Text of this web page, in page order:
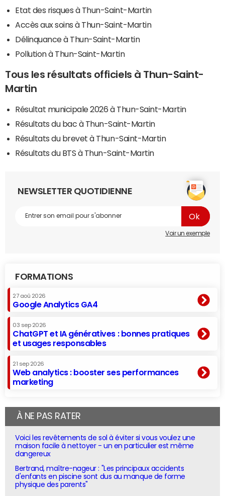
Etat des risques à Thun-Saint-Martin
Accès aux soins à Thun-Saint-Martin
Délinquance à Thun-Saint-Martin
Pollution à Thun-Saint-Martin
Tous les résultats officiels à Thun-Saint-
Martin
Résultat municipale 2026 à Thun-Saint-Martin
Résultats du bac à Thun-Saint-Martin
Résultats du brevet à Thun-Saint-Martin
Résultats du BTS à Thun-Saint-Martin
NEWSLETTER QUOTIDIENNE
Voir un exemple
FORMATIONS
27 aoû 2026
Google Analytics GA4
03 sep 2026
ChatGPT et IA génératives : bonnes pratiques
et usages responsables
21 sep 2026
Web analytics : booster ses performances
marketing
À NE PAS RATER
Voici les revêtements de sol à éviter si vous voulez une
maison facile à nettoyer - un en particulier est même
dangereux
Bertrand, maître-nageur : "Les principaux accidents
d'enfants en piscine sont dus au manque de forme
physique des parents"